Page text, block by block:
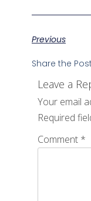
Previous
Share the
Leave a
Your email
Required
Comment *